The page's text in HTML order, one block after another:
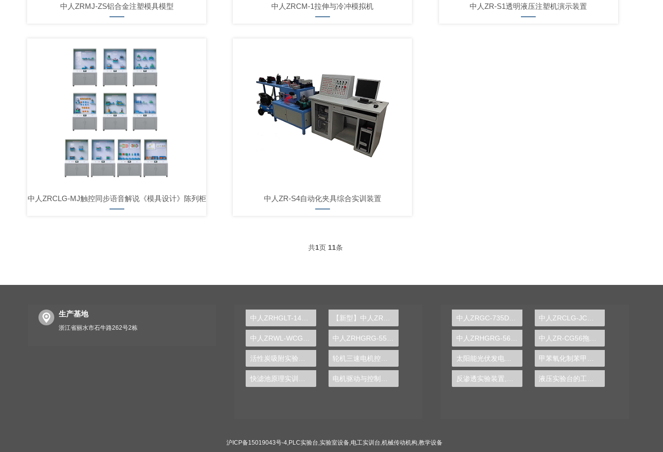
中人ZRMJ-ZS铝合金注塑模具模型 中人ZRCM-1拉伸与冷冲模拟机 中人ZR-S1透明液压注塑机演示装置
中人ZRCLG-MJ触控同步语音解说《模具设计》陈列柜 中人ZR-S4自动化夹具综合实训装置
共1页 11条
生产基地
浙江省丽水市石牛路262号2栋
太阳能光伏发电系统实验实训装置,光伏发电系统实验装置-中人
沪ICP备15019043号-4,PLC实验台,实验室设备,电工实训台,机械传动机构,教学设备